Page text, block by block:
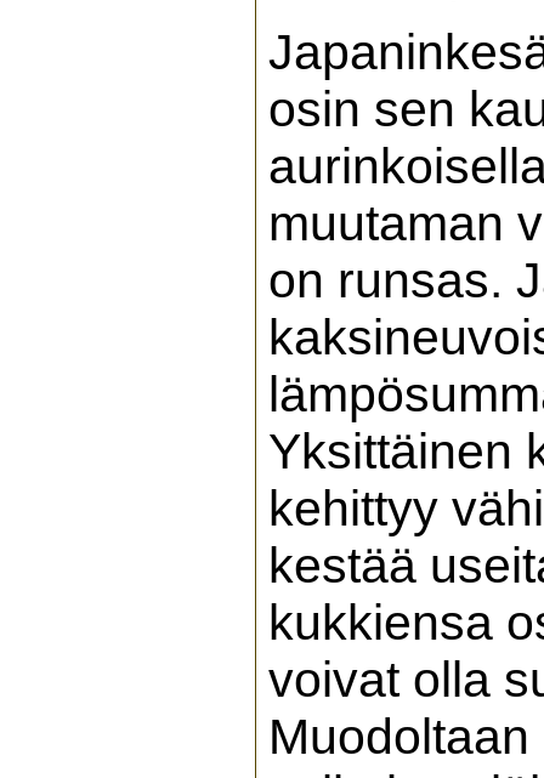
osin sen
muutaman
on runsas.
Yksittäinen
kehittyy
kestää
kukkiensa
voivat olla